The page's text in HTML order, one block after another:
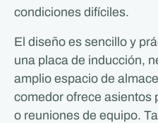
condiciones difíciles.
El diseño es sencillo y
una placa de inducción,
amplio espacio de
comedor ofrece asientos
o reuniones de equipo.